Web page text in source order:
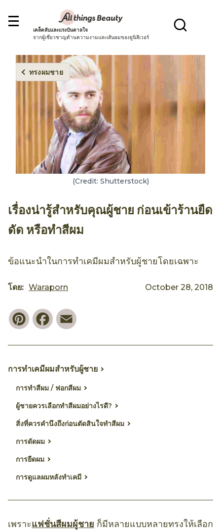
เคล็ดลับและแรงบันดาลใจ
จากผู้เชี่ยวชาญด้านความงามและเส้นผมของยูนิลีเวอร์
ทรงผมชาย
(Credit: Shutterstock)
เรื่องน่ารู้สำหรับคุณผู้ชาย ก่อนเข้าร้านยืด
ดัด หรือทำสีผม
ข้อแนะนำในการทำเคมีผมสำหรับผู้ชายโดยเฉพาะ
โดย: Waraporn October 28, 2018
PinterestFacebook
การทำเคมีผมสำหรับผู้ชาย
การทำสีผม / ฟอกสีผม
ผู้ชายควรเลือกทำสีผมอย่างไรดี?
สิ่งที่ควรคำนึงถึงก่อนตัดสินใจทำสีผม
การดัดผม
การยืดผม
การดูแลผมหลังทำเคมี
เพราะแฟชั่นสีผมผู้ชาย ก็มีหลายแบบหลายทรงให้เลือก